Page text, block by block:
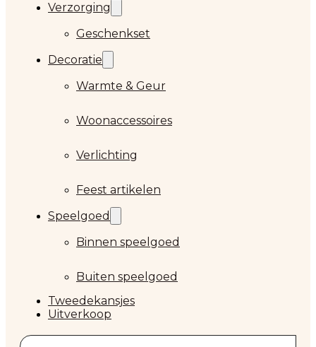
Verzorging
Geschenkset
Decoratie
Warmte & Geur
Woonaccessoires
Verlichting
Feest artikelen
Speelgoed
Binnen speelgoed
Buiten speelgoed
Tweedekansjes
Uitverkoop
Zoeken